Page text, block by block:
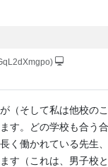
（そして私は他校の
す。どの学校も合う
く働かれている先生
す（これは、男子校